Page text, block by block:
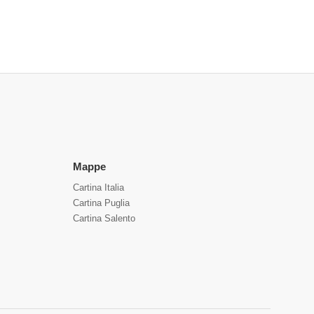
Mappe
Cartina Italia
Cartina Puglia
Cartina Salento